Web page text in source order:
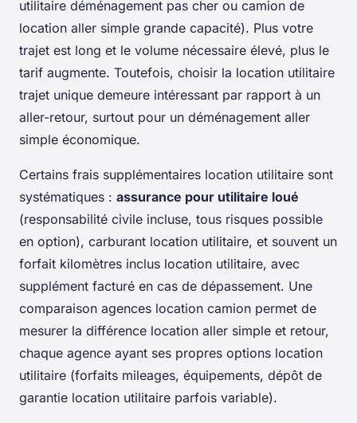
utilitaire déménagement pas cher ou camion de
location aller simple grande capacité). Plus votre
trajet est long et le volume nécessaire élevé, plus le
tarif augmente. Toutefois, choisir la location utilitaire
trajet unique demeure intéressant par rapport à un
aller-retour, surtout pour un déménagement aller
simple économique.
Certains frais supplémentaires location utilitaire sont
systématiques : assurance pour utilitaire loué
(responsabilité civile incluse, tous risques possible
en option), carburant location utilitaire, et souvent un
forfait kilomètres inclus location utilitaire, avec
supplément facturé en cas de dépassement. Une
comparaison agences location camion permet de
mesurer la différence location aller simple et retour,
chaque agence ayant ses propres options location
utilitaire (forfaits mileages, équipements, dépôt de
garantie location utilitaire parfois variable).